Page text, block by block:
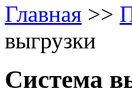
Главная >>
выгрузки
Система